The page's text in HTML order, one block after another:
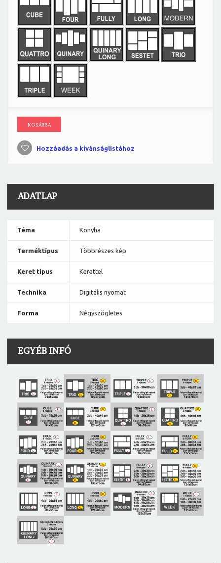
KOSÁRBA
Hozzáadás a kívánságlistához
ADATLAP
Téma Konyha
Terméktípus Többrészes kép
Keret típus Kerettel
Technika Digitális nyomat
Forma Négyszögletes
EGYÉB INFÓ